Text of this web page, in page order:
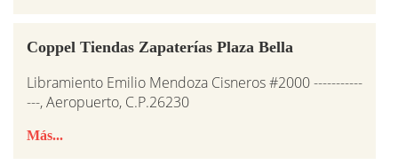
Coppel Tiendas Zapaterías Plaza Bella
Libramiento Emilio Mendoza Cisneros #2000 -----------
---, Aeropuerto, C.P.26230
Más...